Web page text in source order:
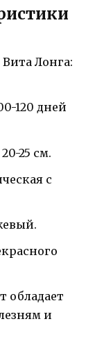
Лонга:
120 дней
25 см.
с
обладает
и